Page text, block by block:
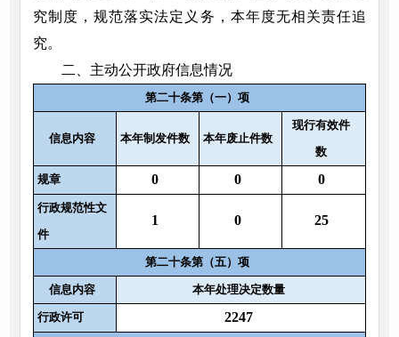
究制度，规范落实法定义务，本年度无相关责任追
究。
二、主动公开政府信息情况
第二十条第（一）项
信息内容 本年制发件数 本年废止件数
现行有效件
数
规章 0 0 0
行政规范性文
件
1 0 25
第二十条第（五）项
信息内容 本年处理决定数量
行政许可 2247